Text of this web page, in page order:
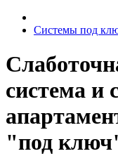
Системы под
система и
"под